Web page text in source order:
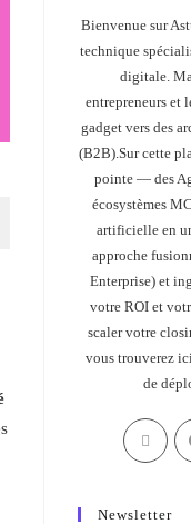
Bienvenue sur
technique
digitale.
entrepreneurs et
gadget vers des
(B2B).Sur cette
pointe — des
écosystèmes
artificielle en
approche
Enterprise) et
votre ROI et
scaler votre
vous trouverez
de
Newsletter